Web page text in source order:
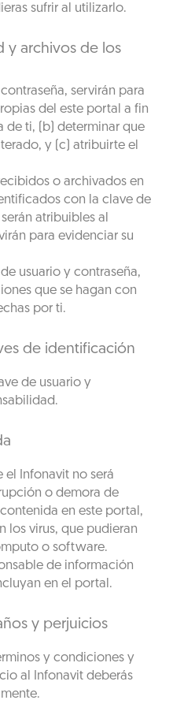
sufrir al utilizarlo.
y archivos de los
servirán para
del este portal a fin
de ti, (b) determinar que
y (c) atribuirte el
o archivados en
con la clave de
atribuibles al
para evidenciar su
usuario y contraseña,
que se hagan con
por ti.
de identificación
de usuario y
el Infonavit no será
o demora de
en este portal,
los virus, que pudieran
o software.
de información
en el portal.
y perjuicios
y condiciones y
al Infonavit deberás